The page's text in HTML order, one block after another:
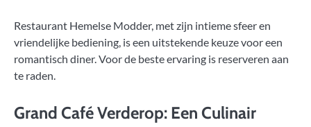
Restaurant Hemelse Modder, met zijn intieme sfeer en
vriendelijke bediening, is een uitstekende keuze voor een
romantisch diner. Voor de beste ervaring is reserveren aan
te raden.
Grand Café Verderop: Een Culinair